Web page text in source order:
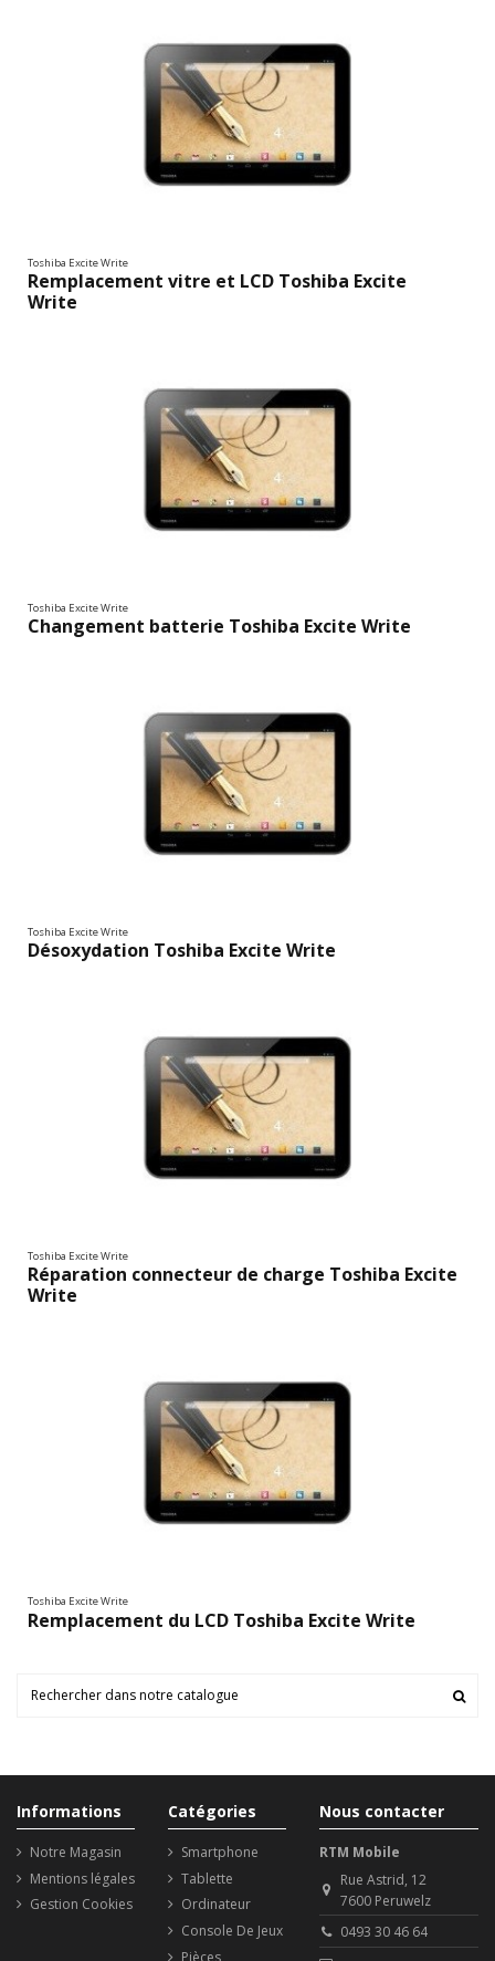
Toshiba Excite Write
Remplacement vitre et LCD Toshiba Excite
Write
Toshiba Excite Write
Changement batterie Toshiba Excite Write
Toshiba Excite Write
Désoxydation Toshiba Excite Write
Toshiba Excite Write
Réparation connecteur de charge Toshiba Excite
Write
Toshiba Excite Write
Remplacement du LCD Toshiba Excite Write
Informations
Notre Magasin
Mentions légales
Gestion Cookies
Catégories
Smartphone
Tablette
Ordinateur
Console De Jeux
Pièces
Nous contacter
RTM Mobile
Rue Astrid, 12
7600 Peruwelz
0493 30 46 64